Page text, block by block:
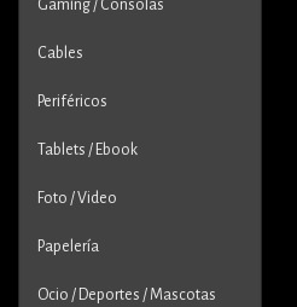
Gaming / Consolas
Cables
Periféricos
Tablets / Ebook
Foto / Video
Papelería
Ocio / Deportes / Mascotas